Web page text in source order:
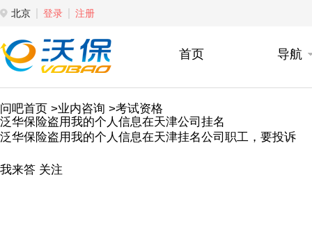
北京 登录 注册
首页 导航
问吧首页 >业内咨询 >考试资格
泛华保险盗用我的个人信息在天津公司挂名
泛华保险盗用我的个人信息在天津挂名公司职工，要投诉
我来答 关注